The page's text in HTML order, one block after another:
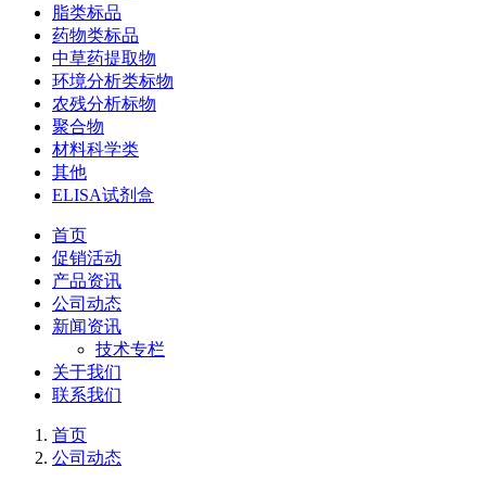
脂类标品
药物类标品
中草药提取物
环境分析类标物
农残分析标物
聚合物
材料科学类
其他
ELISA试剂盒
首页
促销活动
产品资讯
公司动态
新闻资讯
技术专栏
关于我们
联系我们
首页
公司动态